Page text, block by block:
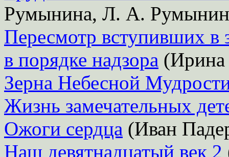
Румынина, Л. А.
Пересмотр вступивших в
в порядке надзора (Ирина
Зерна Небесной
Жизнь замечательных
Ожоги сердца (Иван
Наш девятнадцатый век 2